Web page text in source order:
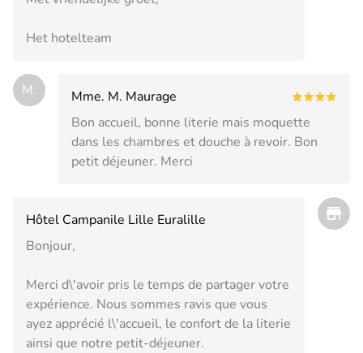
Het hotelteam
M.
Mme. M. Maurage
Bon accueil, bonne literie mais moquette
dans les chambres et douche à revoir. Bon
petit déjeuner. Merci
Hôtel Campanile Lille Euralille
Bonjour,
Merci d\'avoir pris le temps de partager votre
expérience. Nous sommes ravis que vous
ayez apprécié l\'accueil, le confort de la literie
ainsi que notre petit-déjeuner.